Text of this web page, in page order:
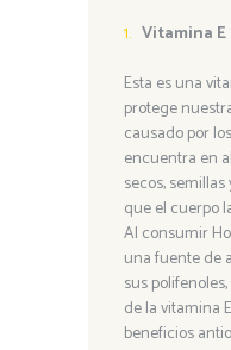
Vitamina E
Esta es una
protege
causado por
encuentra en
secos,
que el cuerpo
Al consumir
una fuente de
sus
de la vitamina
beneficios